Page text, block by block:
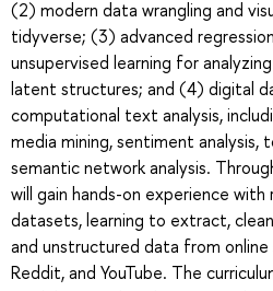
(2) modern data wrangling and
tidyverse; (3) advanced
unsupervised learning for
latent structures; and (4) digital
computational text analysis,
media mining, sentiment analysis,
semantic network analysis.
will gain hands-on experience with
datasets, learning to extract,
and unstructured data from online
Reddit, and YouTube. The